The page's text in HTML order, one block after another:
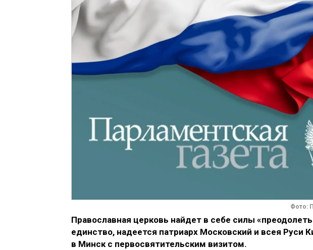
Фото:
Православная церковь найдет в себе силы
единство, надеется патриарх Московский и всея Руси
в Минск с первосвятительским визитом.